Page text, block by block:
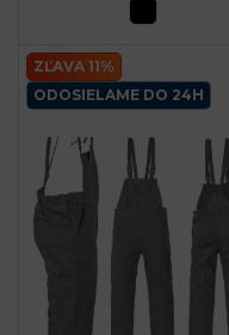
ZĽAVA 11%
ODOSIELAME DO 24H